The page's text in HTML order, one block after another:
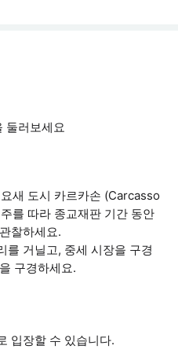
둘러보세요
새 도시 카르카손 (Carcasso
를 따라 종교재판 기간 동안
찰하세요.
를 거닐고, 중세 시장을 구경
구경하세요.
입장할 수 있습니다.